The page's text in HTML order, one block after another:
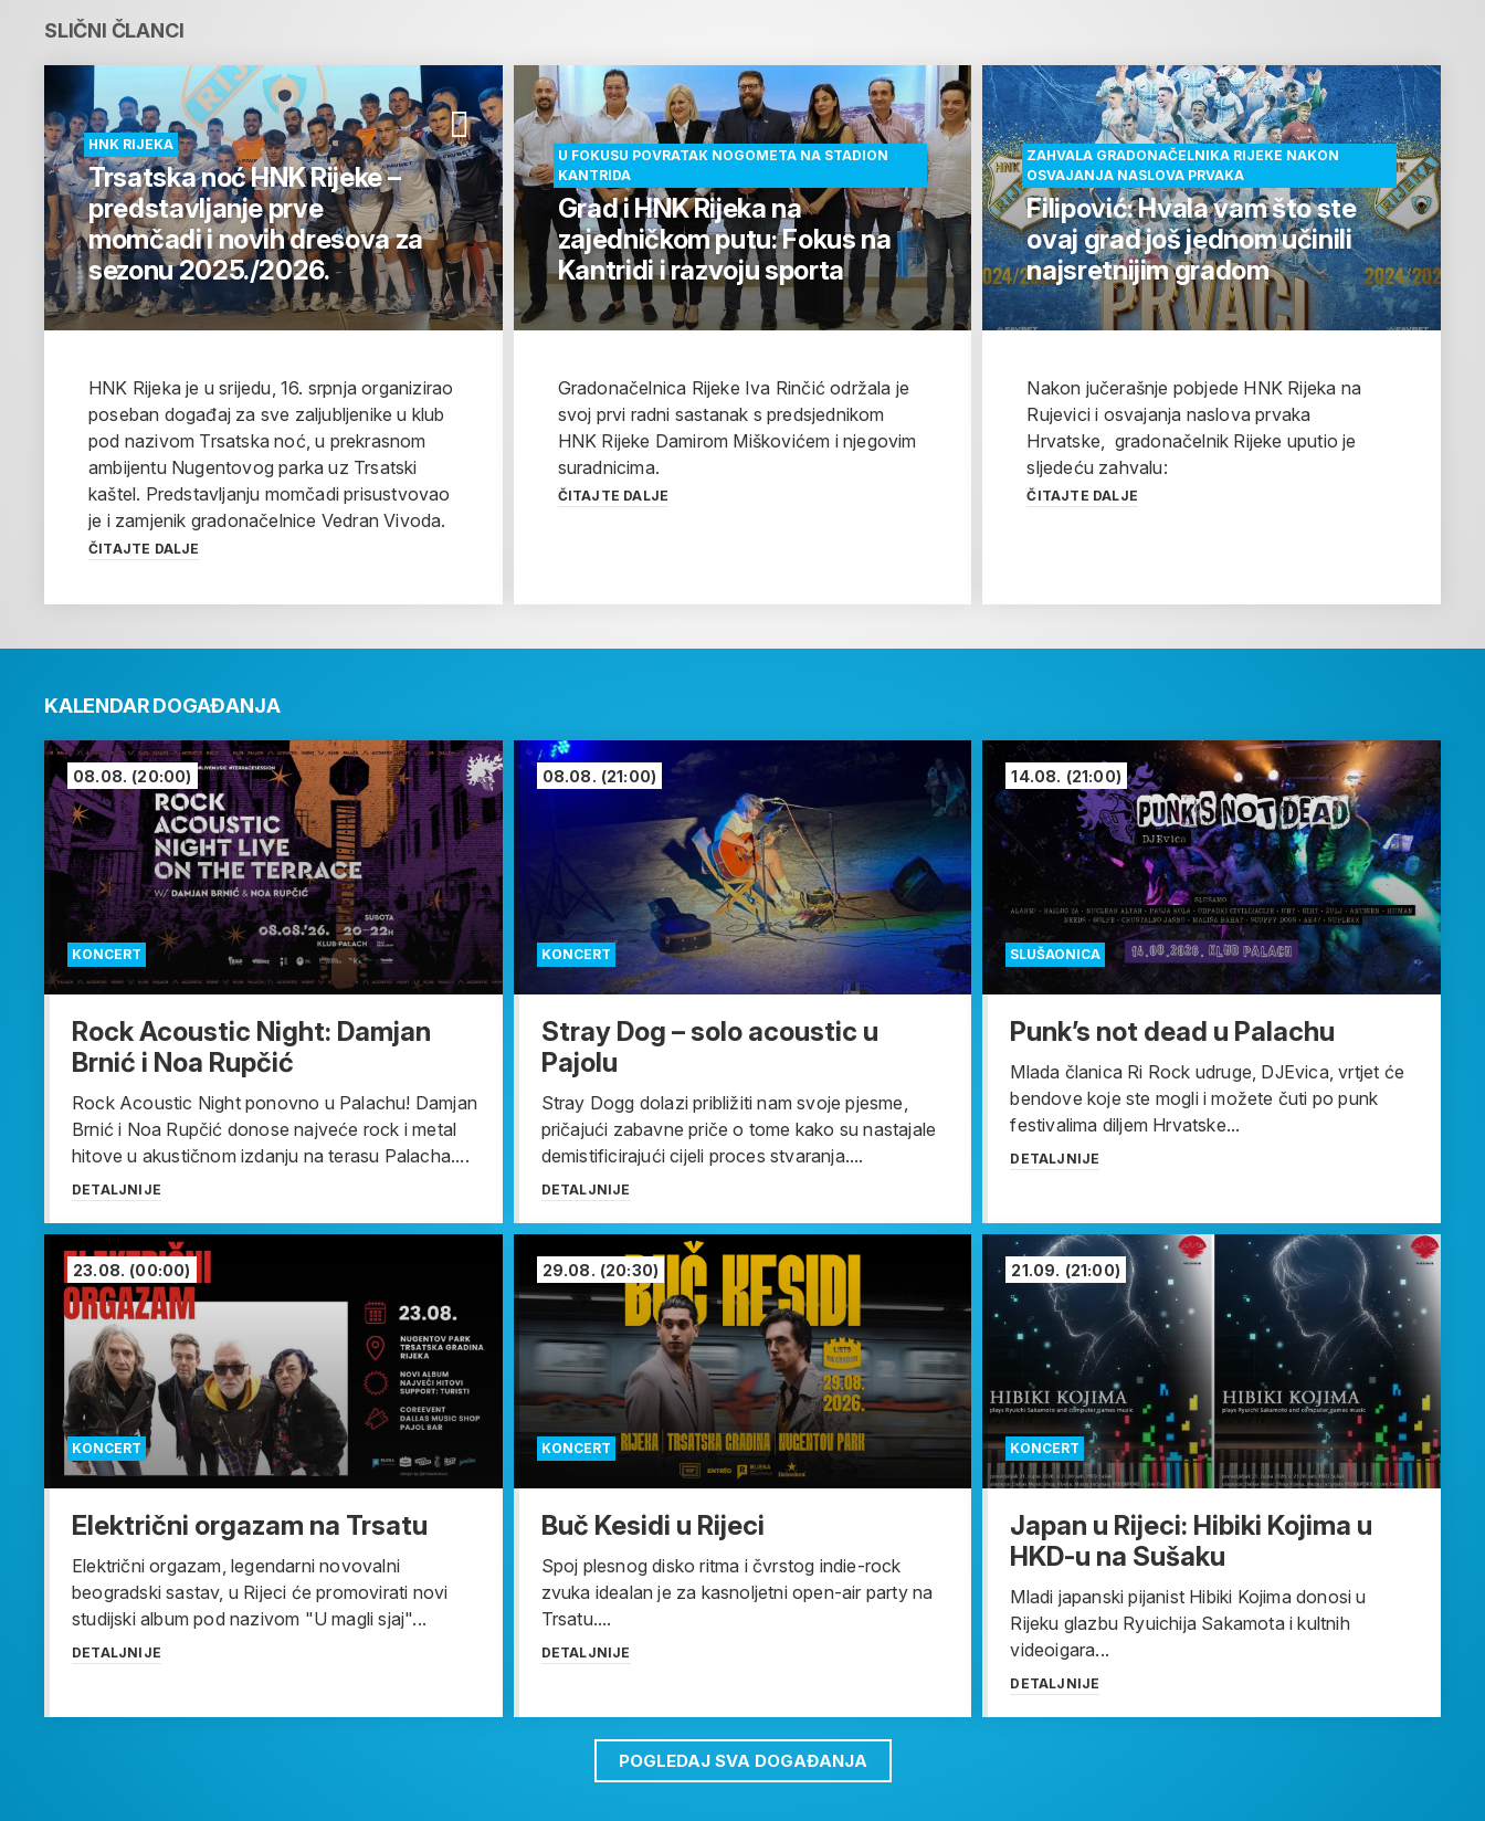
SLIČNI ČLANCI
HNK RIJEKA
Trsatska noć HNK Rijeke –
predstavljanje prve
momčadi i novih dresova za
sezonu 2025./2026.
HNK Rijeka je u srijedu, 16. srpnja organizirao
poseban događaj za sve zaljubljenike u klub
pod nazivom Trsatska noć, u prekrasnom
ambijentu Nugentovog parka uz Trsatski
kaštel. Predstavljanju momčadi prisustvovao
je i zamjenik gradonačelnice Vedran Vivoda.
ČITAJTE DALJE
U FOKUSU POVRATAK NOGOMETA NA STADION
KANTRIDA
Grad i HNK Rijeka na
zajedničkom putu: Fokus na
Kantridi i razvoju sporta
Gradonačelnica Rijeke Iva Rinčić održala je
svoj prvi radni sastanak s predsjednikom
HNK Rijeke Damirom Miškovićem i njegovim
suradnicima.
ČITAJTE DALJE
ZAHVALA GRADONAČELNIKA RIJEKE NAKON
OSVAJANJA NASLOVA PRVAKA
Filipović: Hvala vam što ste
ovaj grad još jednom učinili
najsretnijim gradom
Nakon jučerašnje pobjede HNK Rijeka na
Rujevici i osvajanja naslova prvaka
Hrvatske, gradonačelnik Rijeke uputio je
sljedeću zahvalu:
ČITAJTE DALJE
KALENDAR DOGAĐANJA
KONCERT
08.08. (20:00)
Rock Acoustic Night: Damjan
Brnić i Noa Rupčić
Rock Acoustic Night ponovno u Palachu! Damjan
Brnić i Noa Rupčić donose najveće rock i metal
hitove u akustičnom izdanju na terasu Palacha....
DETALJNIJE
KONCERT
08.08. (21:00)
Stray Dog – solo acoustic u
Pajolu
Stray Dogg dolazi približiti nam svoje pjesme,
pričajući zabavne priče o tome kako su nastajale
demistificirajući cijeli proces stvaranja....
DETALJNIJE
SLUŠAONICA
14.08. (21:00)
Punk’s not dead u Palachu
Mlada članica Ri Rock udruge, DJEvica, vrtjet će
bendove koje ste mogli i možete čuti po punk
festivalima diljem Hrvatske...
DETALJNIJE
KONCERT
23.08. (00:00)
Električni orgazam na Trsatu
Električni orgazam, legendarni novovalni
beogradski sastav, u Rijeci će promovirati novi
studijski album pod nazivom "U magli sjaj"...
DETALJNIJE
KONCERT
29.08. (20:30)
Buč Kesidi u Rijeci
Spoj plesnog disko ritma i čvrstog indie-rock
zvuka idealan je za kasnoljetni open-air party na
Trsatu....
DETALJNIJE
KONCERT
21.09. (21:00)
Japan u Rijeci: Hibiki Kojima u
HKD-u na Sušaku
Mladi japanski pijanist Hibiki Kojima donosi u
Rijeku glazbu Ryuichija Sakamota i kultnih
videoigara...
DETALJNIJE
POGLEDAJ SVA DOGAĐANJA